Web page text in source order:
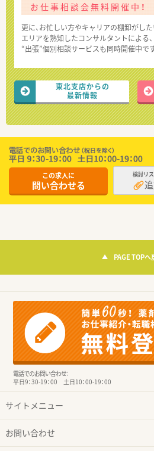
お仕事相談会無料開催中！
更に、お忙しい方やキャリアの棚卸がし
エリアを熟知したコンサルタントによる、
“出張”個別相談サービスも同時開催中で
東北支店からの
最新情報
この求人に
問い合わせる
検討リ
PAGE TOPへ
電話でのお問い合わせ：
平日9：30-19：00 土日10：00-19：00
サイトメニュー
お問い合わせ